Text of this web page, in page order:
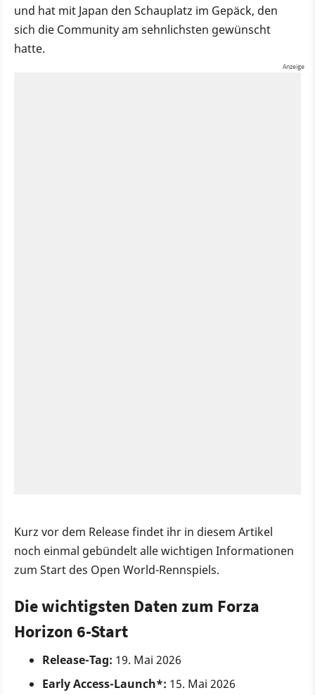
und hat mit Japan den Schauplatz im Gepäck, den
sich die Community am sehnlichsten gewünscht
hatte.
Kurz vor dem Release findet ihr in diesem Artikel
noch einmal gebündelt alle wichtigen Informationen
zum Start des Open World-Rennspiels.
Die wichtigsten Daten zum Forza
Horizon 6-Start
Release-Tag: 19. Mai 2026
Early Access-Launch*: 15. Mai 2026